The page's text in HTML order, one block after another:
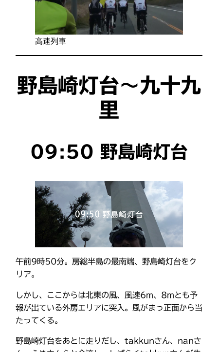
高速列車
野島崎灯台～九十九
里
09:50 野島崎灯台
午前9時50分。房総半島の最南端、野島崎灯台をク
リア。
しかし、ここからは北東の風、風速6m、8mとも予
報が出ている外房エリアに突入。風がまっ正面から当
たってくる。
野島崎灯台をあとに走りだし、takkunさん、nanさ